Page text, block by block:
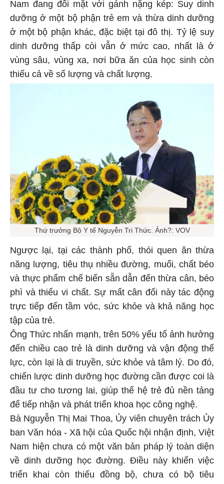
Nam đang đối mặt với gánh nặng kép: Suy dinh
dưỡng ở một bộ phận trẻ em và thừa dinh dưỡng
ở một bộ phận khác, đặc biệt tại đô thị. Tỷ lệ suy
dinh dưỡng thấp còi vẫn ở mức cao, nhất là ở
vùng sâu, vùng xa, nơi bữa ăn của học sinh còn
thiếu cả về số lượng và chất lượng.
Thứ trưởng Bộ Y tế Nguyễn Tri Thức. Ảnh?: VOV
Ngược lại, tại các thành phố, thói quen ăn thừa
năng lượng, tiêu thụ nhiều đường, muối, chất béo
và thực phẩm chế biến sẵn dẫn đến thừa cân, béo
phì và thiếu vi chất. Sự mất cân đối này tác động
trực tiếp đến tầm vóc, sức khỏe và khả năng học
tập của trẻ.
Ông Thức nhấn mạnh, trên 50% yếu tố ảnh hưởng
đến chiều cao trẻ là dinh dưỡng và vận động thể
lực, còn lại là di truyền, sức khỏe và tâm lý. Do đó,
chiến lược dinh dưỡng học đường cần được coi là
đầu tư cho tương lai, giúp thế hệ trẻ đủ nền tảng
để tiếp nhận và phát triển khoa học công nghệ.
Bà Nguyễn Thị Mai Thoa, Ủy viên chuyên trách Ủy
ban Văn hóa - Xã hội của Quốc hội nhận định, Việt
Nam hiện chưa có một văn bản pháp lý toàn diện
về dinh dưỡng học đường. Điều này khiến việc
triển khai còn thiếu đồng bộ, chưa có bộ tiêu